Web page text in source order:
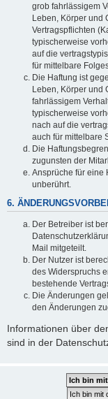
grob fahrlässigem
Leben, Körper und
Vertragspflichten
typischerweise
auf die
für mittelbare
Die Haftung ist
Leben, Körper und
fahrlässigem
typischerweise
nach auf die
auch für mittelbare
Die
zugunsten der
Ansprüche für eine
unberührt.
6.
Der Betreiber ist
Mail mitgeteilt.
Der Nutzer ist
des Widerspruchs
bestehende
Die Änderungen
den Änderungen
Informationen über
sind in der